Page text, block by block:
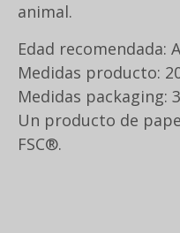
animal.
Edad recomendada:
Medidas producto:
Medidas packaging:
Un producto de
FSC®.